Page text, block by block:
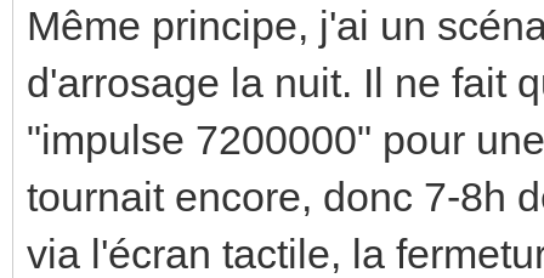
Même principe, j'ai un
d'arrosage la nuit. Il ne fait
"impulse 7200000" pour
tournait encore, donc 7-8h
via l'écran tactile, la